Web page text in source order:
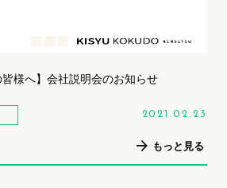
皆様へ】会社説明会のお知らせ
2021.02.23
もっと見る